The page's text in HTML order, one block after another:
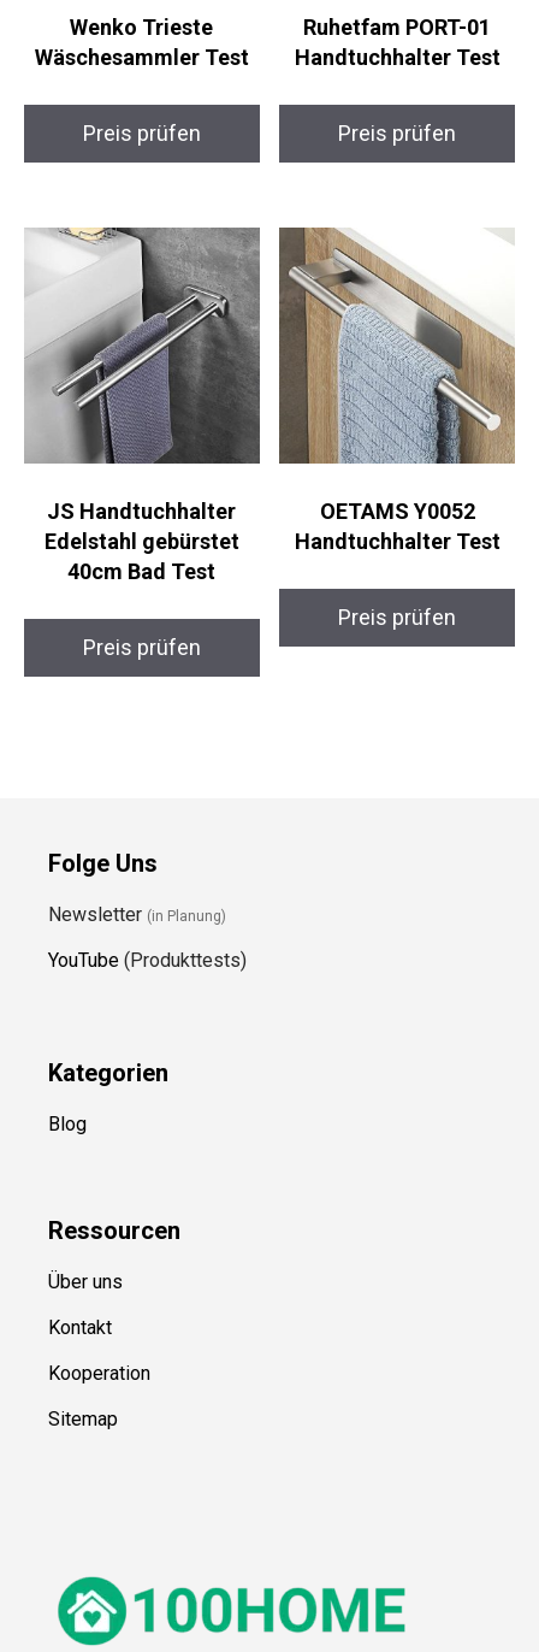
Wenko Trieste
Wäschesammler Test
Preis prüfen
Ruhetfam PORT-01
Handtuchhalter Test
Preis prüfen
JS Handtuchhalter
Edelstahl gebürstet
40cm Bad Test
Preis prüfen
OETAMS Y0052
Handtuchhalter Test
Preis prüfen
Folge Uns
Newsletter (in Planung)
YouTube (Produkttests)
Kategorien
Blog
Ressourcen
Über uns
Kontakt
Kooperation
Sitemap